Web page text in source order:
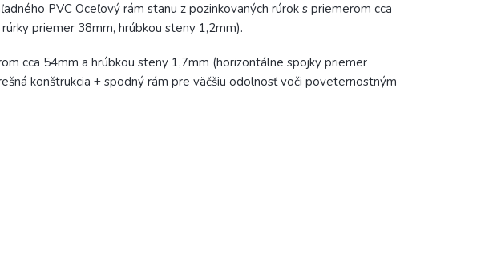
PVC Oceľový rám stanu z pozinkovaných rúrok s priemerom cca
priemer 38mm, hrúbkou steny 1,2mm).
cca 54mm a hrúbkou steny 1,7mm (horizontálne spojky priemer
konštrukcia + spodný rám pre väčšiu odolnosť voči poveternostným